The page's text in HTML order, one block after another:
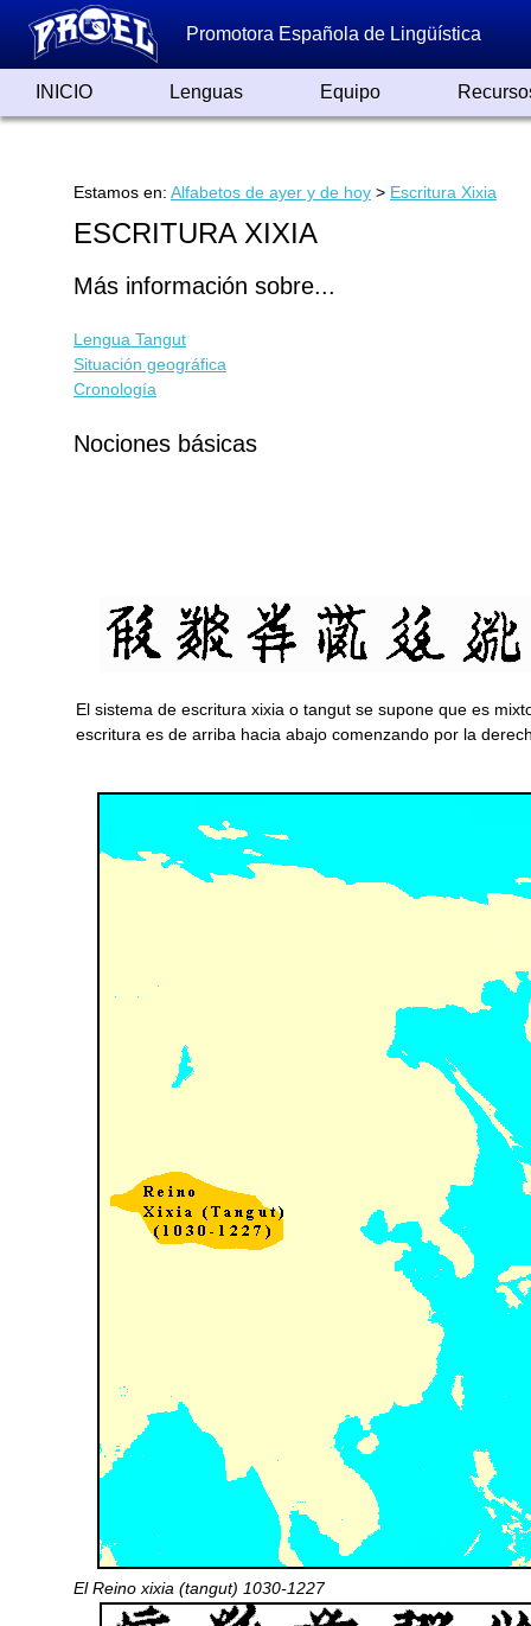
Promotora Española de Lingüística
INICIO Lenguas Equipo
Estamos en: Alfabetos de ayer y de hoy > Escritura Xixia
ESCRITURA XIXIA
Más información sobre...
Lengua Tangut
Situación geográfica
Cronología
Nociones básicas
El sistema de escritura xixia o tangut se supone que es
escritura es de arriba hacia abajo comenzando por la
El Reino xixia (tangut) 1030-1227